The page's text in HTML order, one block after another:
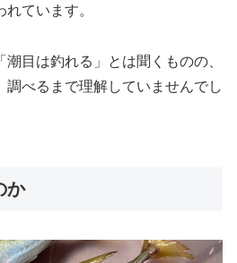
ています。
目は釣れる」とは聞くものの、
調べるまで理解していませんでし
か